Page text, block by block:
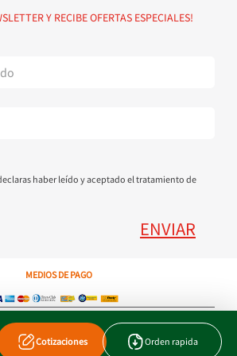
Cotizaciones Orden rapida
Industria y Comercio
Y RECIBE OFERTAS ESPECIALES!
haber leído y aceptado el tratamiento de
ENVIAR
MEDIOS DE PAGO
Derechos Reservados. Util.com.co.